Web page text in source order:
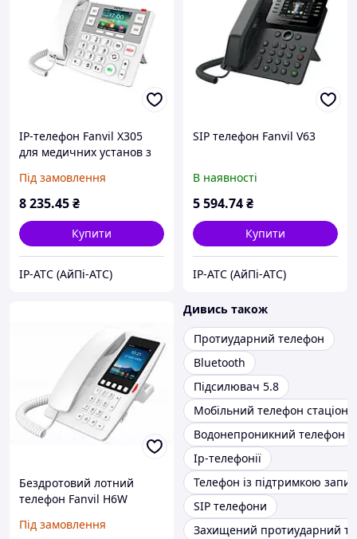
IP-телефон Fanvil X305
для медичних установ з
кольоровим екраном та
підтримкою Bluetooth і
Під замовлення
8 235.45₴
Купити
IP-АТС (АйПі-АТС)
SIP телефон Fanvil V63
В наявності
5 594.74₴
Купити
IP-АТС (АйПі-АТС)
Бездротовий лотний
телефон Fanvil H6W
Під замовлення
Дивись також
Протиударний телефон
Bluetooth
Підсилювач 5.8
Мобільний телефон
Водонепроникний телефон
Ip-телефонії
Телефон із підтримкою
SIP телефони
Захищений протиударний